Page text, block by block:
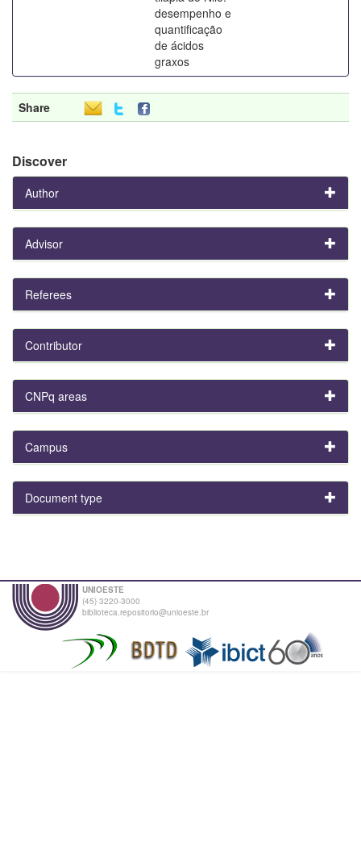
desempenho e
quantificação
de ácidos
graxos
Share
Discover
Author
Advisor
Referees
Contributor
CNPq areas
Campus
Document type
UNIOESTE
(45) 3220-3000
biblioteca.repositorio@unioeste.br